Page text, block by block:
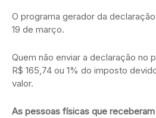
O programa gerador da
19 de março.
Quem não enviar a declaração no
R$ 165,74 ou 1% do imposto
valor.
As pessoas físicas que